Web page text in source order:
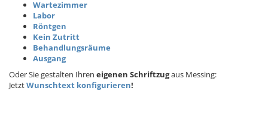
Wartezimmer
Labor
Röntgen
Kein Zutritt
Behandlungsräume
Ausgang
Oder Sie gestalten Ihren eigenen Schriftzugaus Messing:
JetztWunschtext konfigurieren!